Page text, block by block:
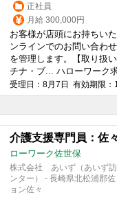
正社員
月給 300,000円
お客様が店頭にお持ちい
ンラインでのお問い合わ
を管理します。【取り扱
チナ・ブ... ハローワーク
受理日：8月7日 有効期限：
介護支援専門員：佐
ローワーク佐世保
株式会社 あいず（あいず訪
ンター） - 長崎県北松浦郡
ョン佐々